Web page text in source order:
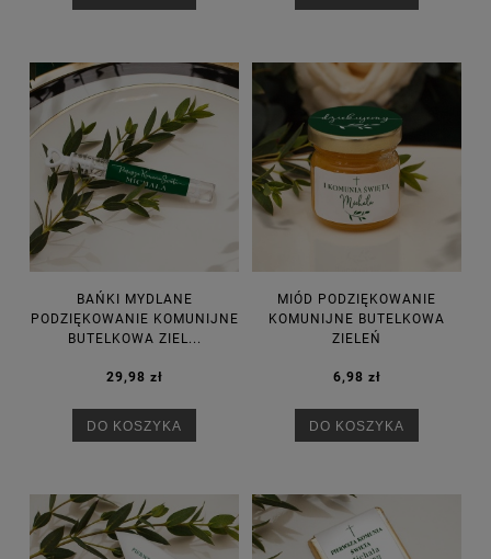
BAŃKI MYDLANE
PODZIĘKOWANIE KOMUNIJNE
BUTELKOWA ZIEL...
29,98 zł
DO KOSZYKA
MIÓD PODZIĘKOWANIE
KOMUNIJNE BUTELKOWA
ZIELEŃ
6,98 zł
DO KOSZYKA